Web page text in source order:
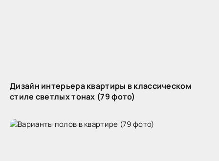
Дизайн интерьера квартиры в классическом
стиле светлых тонах (79 фото)